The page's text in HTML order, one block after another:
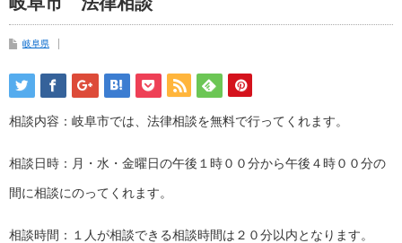
岐阜県
相談内容：岐阜市では、法律相談を無料で行ってくれます。
相談日時：月・水・金曜日の午後１時００分から午後４時００分の
間に相談にのってくれます。
相談時間：１人が相談できる相談時間は２０分以内となります。